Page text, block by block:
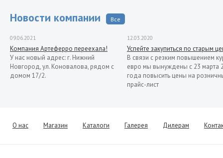
Новости компании Все
09.06.2021
Компания Артеферро переехала!
У нас новый адрес: г. Нижний
Новгород, ул. Коновалова, рядом с
домом 17/2.
12.03.2020
Успейте закупиться по старым
В связи с резким повышением
евро мы вынуждены с 23 марта
года повысить цены на
прайс-лист
Уважаемые клиенты! Представляем
Вашему вниманию распродажу
О нас Магазин Каталоги Галерея Дилерам